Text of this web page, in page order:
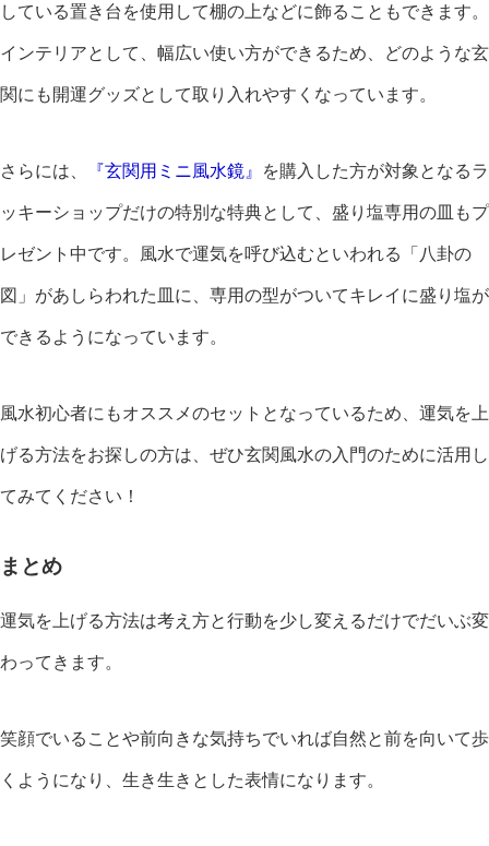
している置き台を使用して棚の上などに飾ることもできます。
インテリアとして、幅広い使い方ができるため、どのような玄
関にも開運グッズとして取り入れやすくなっています。
さらには、 『玄関用ミニ風水鏡』 を購入した方が対象となるラ
ッキーショップだけの特別な特典として、盛り塩専用の皿もプ
レゼント中です。風水で運気を呼び込むといわれる「八卦の
図」があしらわれた皿に、専用の型がついてキレイに盛り塩が
できるようになっています。
風水初心者にもオススメのセットとなっているため、運気を上
げる方法をお探しの方は、ぜひ玄関風水の入門のために活用し
てみてください！
まとめ
運気を上げる方法は考え方と行動を少し変えるだけでだいぶ変
わってきます。
笑顔でいることや前向きな気持ちでいれば自然と前を向いて歩
くようになり、生き生きとした表情になります。